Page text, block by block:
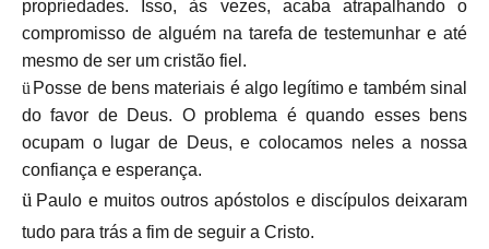
propriedades. Isso, às vezes, acaba atrapalhando o
compromisso de alguém na tarefa de testemunhar e até
mesmo de ser um cristão fiel.
ü Posse de bens materiais é algo legítimo e também sinal
do favor de Deus. O problema é quando esses bens
ocupam o lugar de Deus, e colocamos neles a nossa
confiança e esperança.
ü Paulo e muitos outros apóstolos e discípulos deixaram
tudo para trás a fim de seguir a Cristo.